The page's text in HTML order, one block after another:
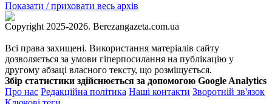
Показати / приховати весь архів
Copyright 2025-2026. Berezangazeta.com.ua
Всі права захищені. Використання матеріалів сайту
дозволяється за умови гіперпосилання на публікацію у
другому абзаці власного тексту, що розміщується.
Збір статистики здійснюється за допомогою Google Analytics
Про нас Редакційна політика Наші контакти Зворотній зв'язок